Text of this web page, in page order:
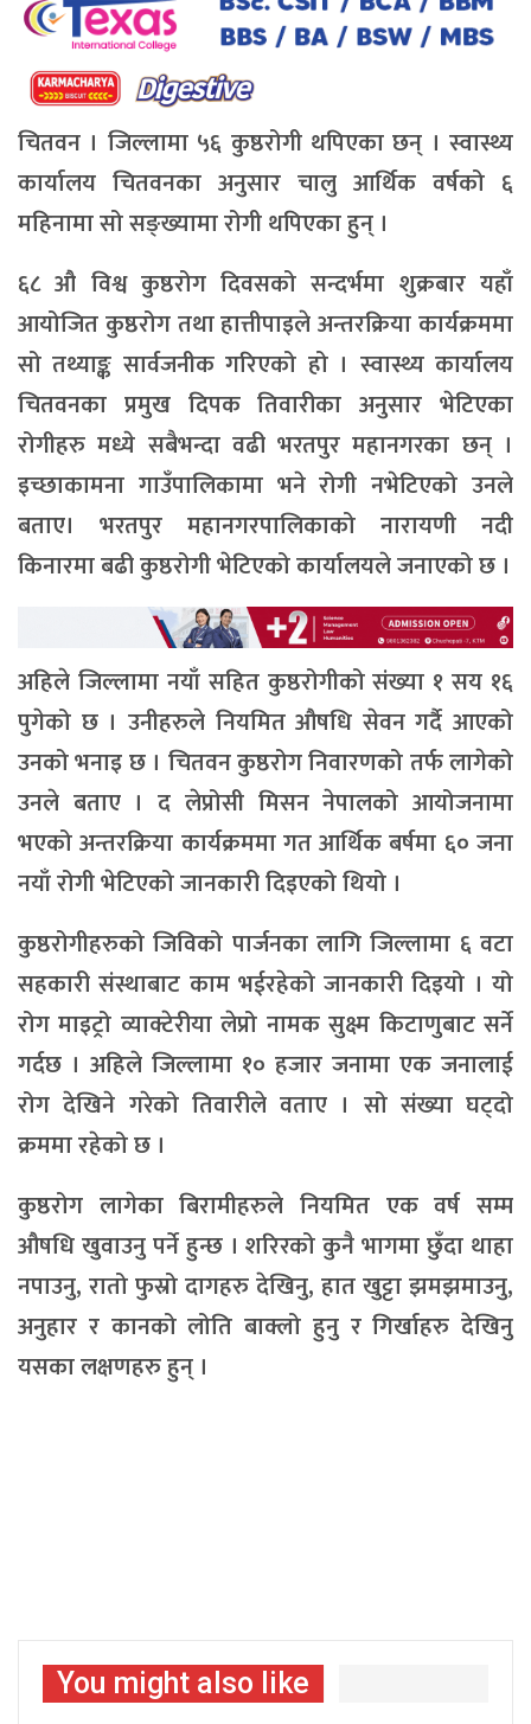
चितवन । जिल्लामा ५६ कुष्ठरोगी थपिएका छन् । स्वास्थ्य
कार्यालय चितवनका अनुसार चालु आर्थिक वर्षको ६
महिनामा सो सङ्ख्यामा रोगी थपिएका हुन् ।
६८ औ विश्व कुष्ठरोग दिवसको सन्दर्भमा शुक्रबार यहाँ
आयोजित कुष्ठरोग तथा हात्तीपाइले अन्तरक्रिया कार्यक्रममा
सो तथ्याङ्क सार्वजनीक गरिएको हो । स्वास्थ्य कार्यालय
चितवनका प्रमुख दिपक तिवारीका अनुसार भेटिएका
रोगीहरु मध्ये सबैभन्दा वढी भरतपुर महानगरका छन् ।
इच्छाकामना गाउँपालिकामा भने रोगी नभेटिएको उनले
बताए। भरतपुर महानगरपालिकाको नारायणी नदी
किनारमा बढी कुष्ठरोगी भेटिएको कार्यालयले जनाएको छ ।
अहिले जिल्लामा नयाँ सहित कुष्ठरोगीको संख्या १ सय १६
पुगेको छ । उनीहरुले नियमित औषधि सेवन गर्दै आएको
उनको भनाइ छ । चितवन कुष्ठरोग निवारणको तर्फ लागेको
उनले बताए । द लेप्रोसी मिसन नेपालको आयोजनामा
भएको अन्तरक्रिया कार्यक्रममा गत आर्थिक बर्षमा ६० जना
नयाँ रोगी भेटिएको जानकारी दिइएको थियो ।
कुष्ठरोगीहरुको जिविको पार्जनका लागि जिल्लामा ६ वटा
सहकारी संस्थाबाट काम भईरहेको जानकारी दिइयो । यो
रोग माइट्रो व्याक्टेरीया लेप्रो नामक सुक्ष्म किटाणुबाट सर्ने
गर्दछ । अहिले जिल्लामा १० हजार जनामा एक जनालाई
रोग देखिने गरेको तिवारीले वताए । सो संख्या घट्दो
क्रममा रहेको छ ।
कुष्ठरोग लागेका बिरामीहरुले नियमित एक वर्ष सम्म
औषधि खुवाउनु पर्ने हुन्छ । शरिरको कुनै भागमा छुँदा थाहा
नपाउनु, रातो फुस्रो दागहरु देखिनु, हात खुट्टा झमझमाउनु,
अनुहार र कानको लोति बाक्लो हुनु र गिर्खाहरु देखिनु
यसका लक्षणहरु हुन् ।
You might also like